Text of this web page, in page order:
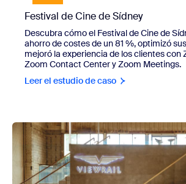
Festival de Cine de Sídney
Descubra cómo el Festival de Cine de
ahorro de costes de un 81 %, optimizó
mejoró la experiencia de los clientes con
Zoom Contact Center y Zoom Meetings.
Leer el estudio de caso
view Viewrail